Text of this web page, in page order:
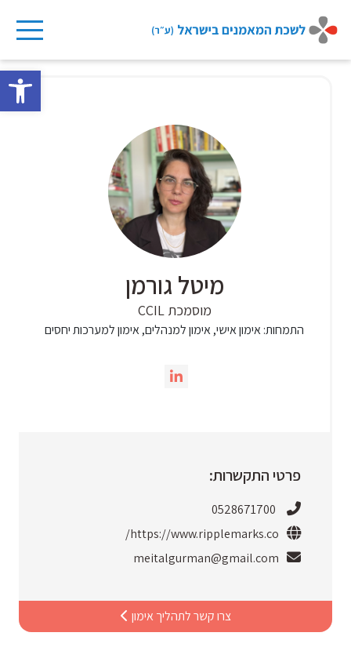
to
מיטל גורמן
מוסמכת CCIL
התמחות:אימון אישי, אימון למנהלים, אימון למערכות יחסים
פרטי התקשרות:
0528671700
https://www.ripplemarks.co/
meitalgurman@gmail.com
צרו קשר לתהליך אימון